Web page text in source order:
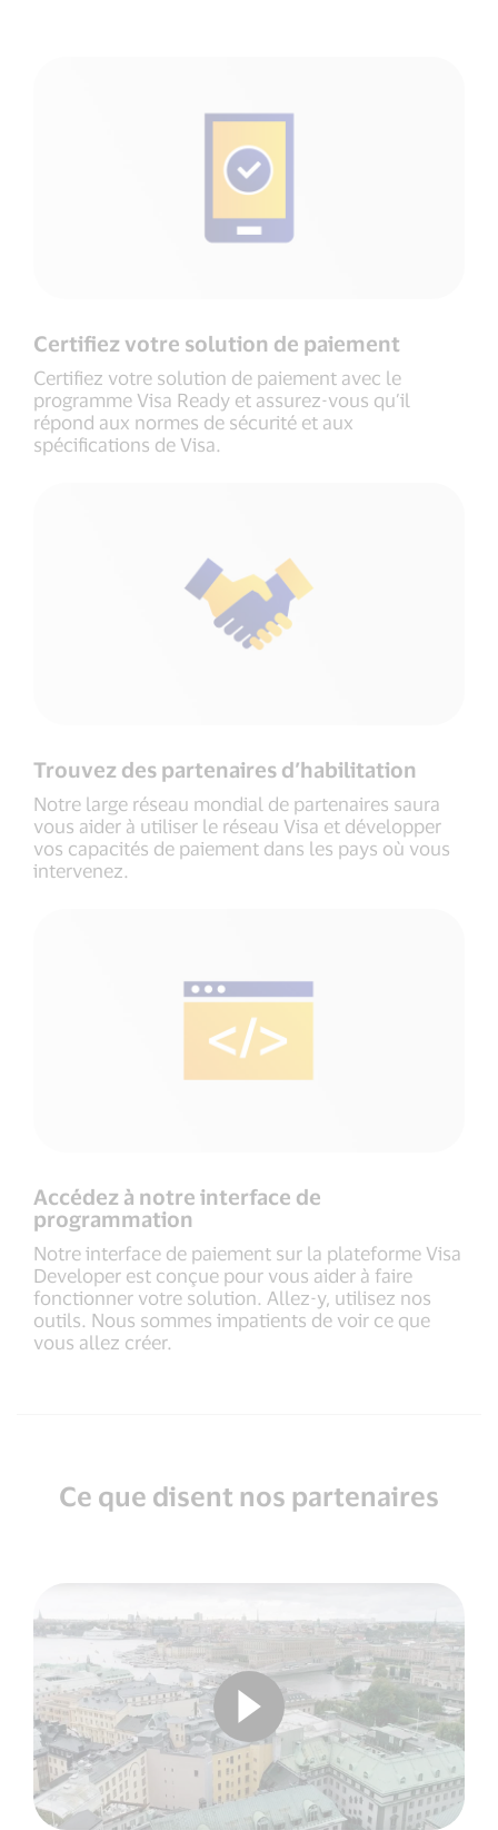
Certifiez votre solution de paiement
Certifiez votre solution de paiement avec le
programme Visa Ready et assurez-vous qu’il
répond aux normes de sécurité et aux
spécifications de Visa.
Trouvez des partenaires d’habilitation
Notre large réseau mondial de partenaires saura
vous aider à utiliser le réseau Visa et développer
vos capacités de paiement dans les pays où vous
intervenez.
Accédez à notre interface de
programmation
Notre interface de paiement sur la plateforme Visa
Developer est conçue pour vous aider à faire
fonctionner votre solution. Allez-y, utilisez nos
outils. Nous sommes impatients de voir ce que
vous allez créer.
Ce que disent nos partenaires